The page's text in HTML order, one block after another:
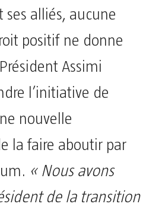
ses alliés, aucune
positif ne donne
Assimi
l’initiative de
nouvelle
la faire aboutir par
« Nous avons
de la transition